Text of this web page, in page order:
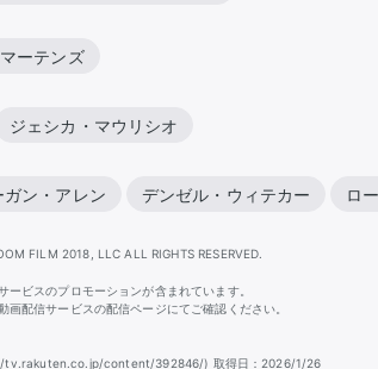
ーテンズ
ジェシカ・マウリシオ
ガン・アレン デンゼル・ウィテカー ロ
FILM 2018, LLC ALL RIGHTS RESERVED.
ービスのプロモーションが含まれています。
画配信サービスの配信ページにてご確認ください。
tv.rakuten.co.jp/content/392846/) 取得日：2026/1/26